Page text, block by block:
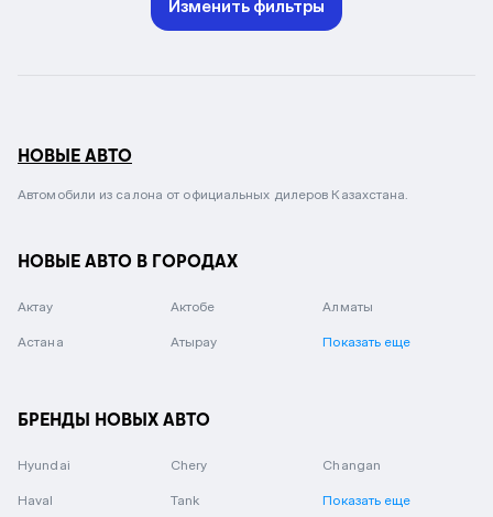
Изменить фильтры
НОВЫЕ АВТО
Автомобили из салона от официальных дилеров Казахстана.
НОВЫЕ АВТО В ГОРОДАХ
Актау Актобе Алматы
Астана Атырау Показать еще
БРЕНДЫ НОВЫХ АВТО
Hyundai Chery Changan
Haval Tank Показать еще